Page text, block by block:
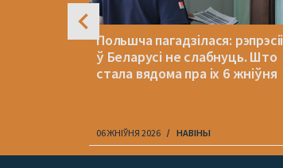
Польшча пагадзілася: рэпрэсіі
ў Беларусі не слабнуць. Што
стала вядома пра іх 6 жніўня
06 ЖНІЎНЯ 2026 НАВІНЫ